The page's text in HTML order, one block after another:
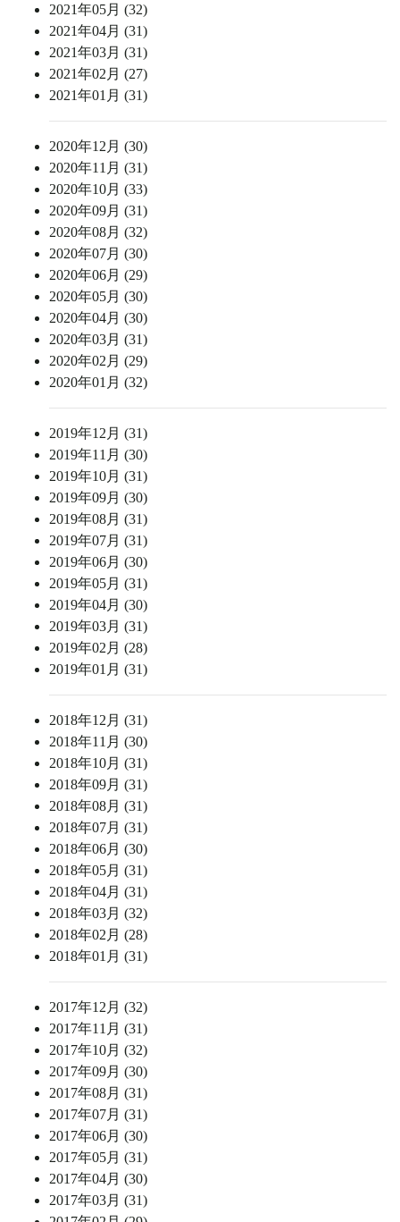
2021年05月 (32)
2021年04月 (31)
2021年03月 (31)
2021年02月 (27)
2021年01月 (31)
2020年12月 (30)
2020年11月 (31)
2020年10月 (33)
2020年09月 (31)
2020年08月 (32)
2020年07月 (30)
2020年06月 (29)
2020年05月 (30)
2020年04月 (30)
2020年03月 (31)
2020年02月 (29)
2020年01月 (32)
2019年12月 (31)
2019年11月 (30)
2019年10月 (31)
2019年09月 (30)
2019年08月 (31)
2019年07月 (31)
2019年06月 (30)
2019年05月 (31)
2019年04月 (30)
2019年03月 (31)
2019年02月 (28)
2019年01月 (31)
2018年12月 (31)
2018年11月 (30)
2018年10月 (31)
2018年09月 (31)
2018年08月 (31)
2018年07月 (31)
2018年06月 (30)
2018年05月 (31)
2018年04月 (31)
2018年03月 (32)
2018年02月 (28)
2018年01月 (31)
2017年12月 (32)
2017年11月 (31)
2017年10月 (32)
2017年09月 (30)
2017年08月 (31)
2017年07月 (31)
2017年06月 (30)
2017年05月 (31)
2017年04月 (30)
2017年03月 (31)